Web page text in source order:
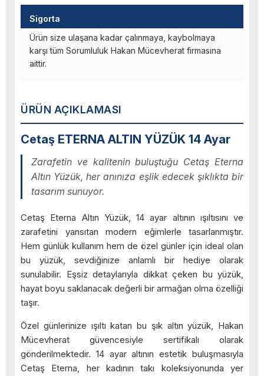
ÜRÜN AÇIKLAMASI
Cetaş ETERNA ALTIN YÜZÜK 14 Ayar
Zarafetin ve kalitenin buluştuğu Cetaş Eterna
Altın Yüzük, her anınıza eşlik edecek şıklıkta bir
tasarım sunuyor.
Cetaş Eterna Altın Yüzük, 14 ayar altının ışıltısını ve
zarafetini yansıtan modern eğimlerle tasarlanmıştır.
Hem günlük kullanım hem de özel günler için ideal olan
bu yüzük, sevdiğinize anlamlı bir hediye olarak
sunulabilir. Eşsiz detaylarıyla dikkat çeken bu yüzük,
hayat boyu saklanacak değerli bir armağan olma özelliği
taşır.
Özel günlerinize ışıltı katan bu şık altın yüzük, Hakan
Mücevherat güvencesiyle sertifikalı olarak
gönderilmektedir. 14 ayar altının estetik buluşmasıyla
Cetaş Eterna, her kadının takı koleksiyonunda yer
Sigorta
Ürün size ulaşana kadar çalınmaya, kaybolmaya
karşı tüm Sorumluluk Hakan Mücevherat firmasına
aittir.